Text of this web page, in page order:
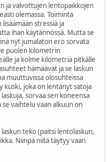
ja valvottujen lentopaikkojen
olemassa. Toiminta
stressiä ja
ihan käytännössä. Mutta se
nyt jumalaton ero sorvata
puolen kilometrin
ja kolme kilometriä pitkälle
hämäävät ja se laskun
muuttuvissa olosuhteissa
kuski, joka on lentänyt satoja
sorvaa sen koneensa
vaihtelu vaan alkuun on
teko (paitsi lentolaskun,
Niinpä niitä täytyy vaan